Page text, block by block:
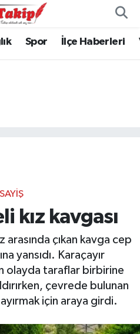
Spor İlçe Haberleri
kız kavgası
arasında çıkan kavga cep
yansıdı. Karaçayır
olayda taraflar birbirine
çevrede bulunan
için araya girdi.